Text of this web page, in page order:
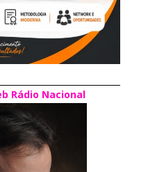
Rádio Nacional